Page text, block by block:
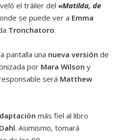
el tráiler del «Matilda, de
se puede ver a Emma
Tronchatoro.
pantalla una nueva versión de
por Mara Wilson y
será Matthew
más fiel al libro
. Asimismo, tomará